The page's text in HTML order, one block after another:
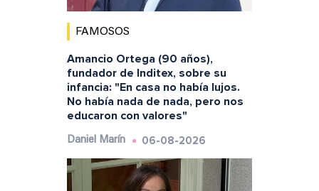
FAMOSOS
Amancio Ortega (90 años),
fundador de Inditex, sobre su
infancia: "En casa no había lujos.
No había nada de nada, pero nos
educaron con valores"
Daniel Marín 06-08-2026